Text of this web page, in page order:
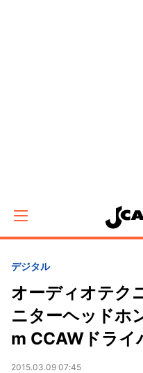
デジタル
オーディオテク
ニターヘッド
m CCAWドライ
2015.03.09 07:45